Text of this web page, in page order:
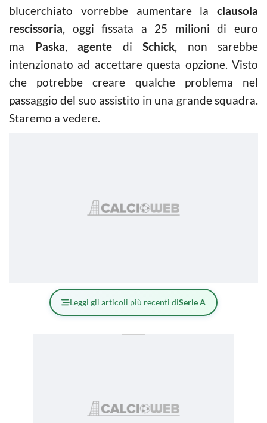
blucerchiato vorrebbe aumentare la clausola
rescissoria, oggi fissata a 25 milioni di euro
ma Paska, agente di Schick, non sarebbe
intenzionato ad accettare questa opzione. Visto
che potrebbe creare qualche problema nel
passaggio del suo assistito in una grande squadra.
Staremo a vedere.
Leggi gli articoli più recenti diSerie A